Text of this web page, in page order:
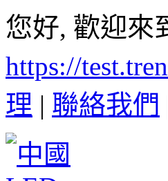
您好, 歡迎來
https://
理 | 聯絡我們